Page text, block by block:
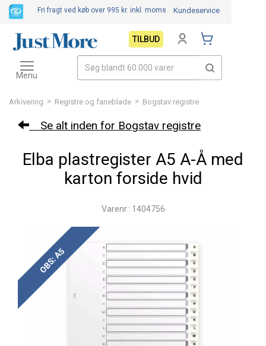
Arkivering > Registre og faneblade > Bogstav registre
Se alt inden for Bogstav registre
Elba plastregister A5 A-Å med
karton forside hvid
Varenr.: 1404756
OBS: A5
Fri fragt ved køb over 995 kr. inkl. moms Kundeservice
TILBUD
Toggle
navigation
Menu